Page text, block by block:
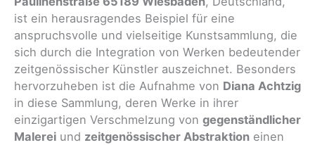
ist ein herausragendes Beispiel für eine
anspruchsvolle und vielseitige Kunstsammlung, die
sich durch die Integration von Werken bedeutender
zeitgenössischer Künstler auszeichnet. Besonders
hervorzuheben ist die Aufnahme von Diana Achtzig
in diese Sammlung, deren Werke in ihrer
einzigartigen Verschmelzung von gegenständlicher
Malerei und zeitgenössischer Abstraktion einen